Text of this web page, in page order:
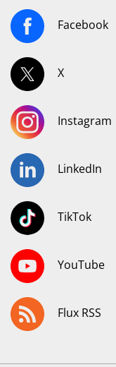
Facebook
X
Instagram
LinkedIn
TikTok
YouTube
Flux RSS